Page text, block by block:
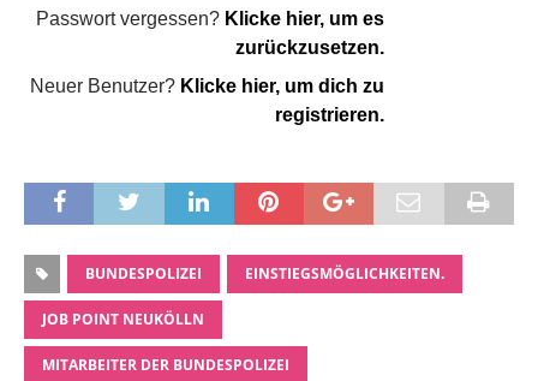
Passwort vergessen? Klicke hier, um es
zurückzusetzen.
Neuer Benutzer? Klicke hier, um dich zu
registrieren.
BUNDESPOLIZEI EINSTIEGSMÖGLICHKEITEN.
JOB POINT NEUKÖLLN
MITARBEITER DER BUNDESPOLIZEI